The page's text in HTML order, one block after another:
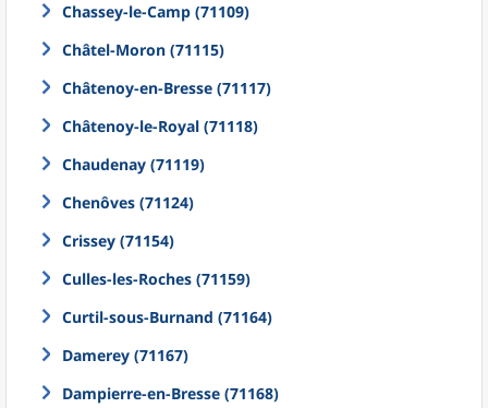
Chassey-le-Camp (71109)
Châtel-Moron (71115)
Châtenoy-en-Bresse (71117)
Châtenoy-le-Royal (71118)
Chaudenay (71119)
Chenôves (71124)
Crissey (71154)
Culles-les-Roches (71159)
Curtil-sous-Burnand (71164)
Damerey (71167)
Dampierre-en-Bresse (71168)